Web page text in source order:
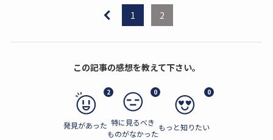
1 2
この記事の感想を教えて下さい。
2
発見があった
0
特に見るべき
ものがなかった
0
もっと知りたい